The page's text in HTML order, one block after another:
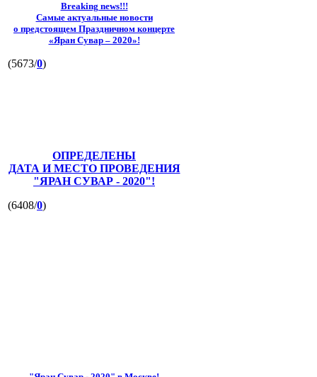
Breaking news!!!
Самые актуальные новости
о предстоящем Праздничном концерте
«Яран Сувар – 2020»!
(5673/0)
ОПРЕДЕЛЕНЫ
ДАТА И МЕСТО ПРОВЕДЕНИЯ
"ЯРАН СУВАР - 2020"!
(6408/0)